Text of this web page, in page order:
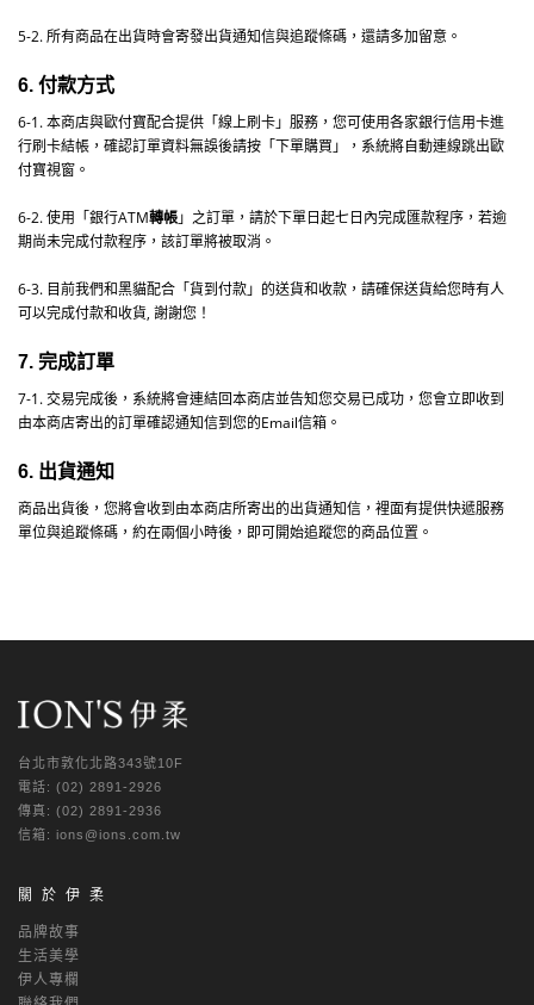
5-2.所有商品在出貨時會寄發出貨通知信與追蹤條碼，還請多加留意。
6. 付款方式
6-1.本商店與歐付寶配合提供「線上刷卡」服務，您可使用各家銀行信用卡進
行刷卡結帳，確認訂單資料無誤後請按「下單購買」
，系統將自動連線跳出歐
付寶視窗。
6-2. 使用「銀行ATM轉帳」之訂單，請於下單日起七日內完成匯款程序，若逾
期尚未完成付款程序，該訂單將被取消。
6-3. 目前我們和黑貓配合「貨到付款」的送貨和收款，請確保送貨給您時有人
可以完成付款和收貨, 謝謝您！
7. 完成訂單
7-1.交易完成後，系統將會連結回本商店並告知您交易已成功，您會立即收到
由本商店寄出的訂單確認通知信到您的Email信箱。
6. 出貨通知
商品出貨後，您將會收到由本商店所寄出的出貨通知信，裡面有提供快遞服務
單位與追蹤條碼，約在兩個小時後，即可開始追蹤您的商品位置。
台北市敦化北路343號10F
電話: (02) 2891-2926
傳真: (02) 2891-2936
信箱: ions@ions.com.tw
關於伊柔
品牌故事
生活美學
伊人專欄